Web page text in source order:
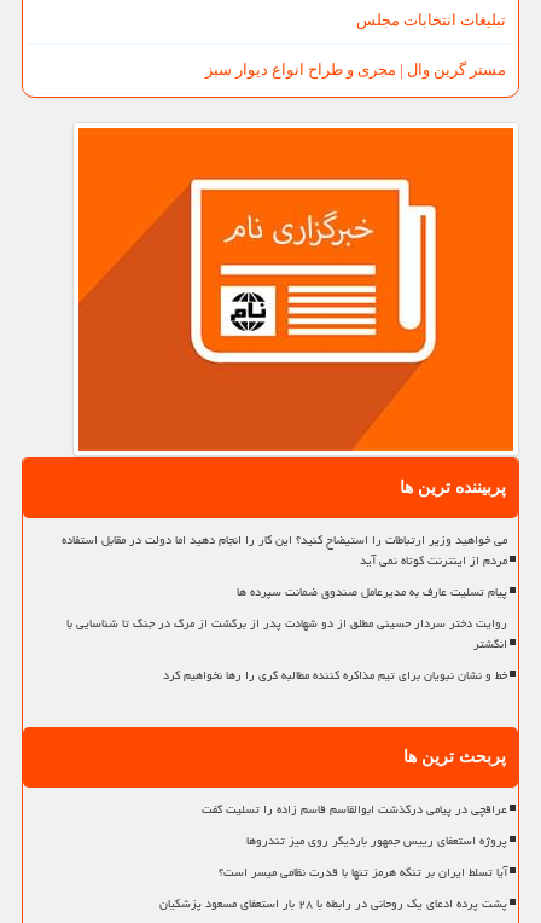
تبلیغات انتخابات مجلس
مستر گرین وال | مجری و طراح انواع دیوار سبز
پربیننده ترین ها
می خواهید وزیر ارتباطات را استیضاح کنید؟ این کار را انجام دهید اما دولت در مقابل استفاده
مردم از اینترنت کوتاه نمی آید
پیام تسلیت عارف به مدیرعامل صندوق ضمانت سپرده ها
روایت دختر سردار حسینی مطلق از دو شهادت پدر از برگشت از مرگ در جنگ تا شناسایی با
انگشتر
خط و نشان نبویان برای تیم مذاکره کننده مطالبه گری را رها نخواهیم کرد
پربحث ترین ها
عراقچی در پیامی درگذشت ابوالقاسم قاسم زاده را تسلیت گفت
پروژه استعفای رییس جمهور باردیگر روی میز تندروها
آیا تسلط ایران بر تنگه هرمز تنها با قدرت نظامی میسر است؟
پشت پرده ادعای یک روحانی در رابطه با ۲۸ بار استعفای مسعود پزشکیان